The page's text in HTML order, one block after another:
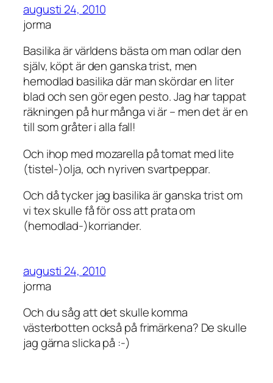
augusti 24, 2010
jorma
Basilika är världens bästa om man odlar den
själv, köpt är den ganska trist, men
hemodlad basilika där man skördar en liter
blad och sen gör egen pesto. Jag har tappat
räkningen på hur många vi är – men det är en
till som gråter i alla fall!
Och ihop med mozarella på tomat med lite
(tistel-)olja, och nyriven svartpeppar.
Och då tycker jag basilika är ganska trist om
vi tex skulle få för oss att prata om
(hemodlad-)korriander.
augusti 24, 2010
jorma
Och du såg att det skulle komma
västerbotten också på frimärkena? De skulle
jag gärna slicka på :-)